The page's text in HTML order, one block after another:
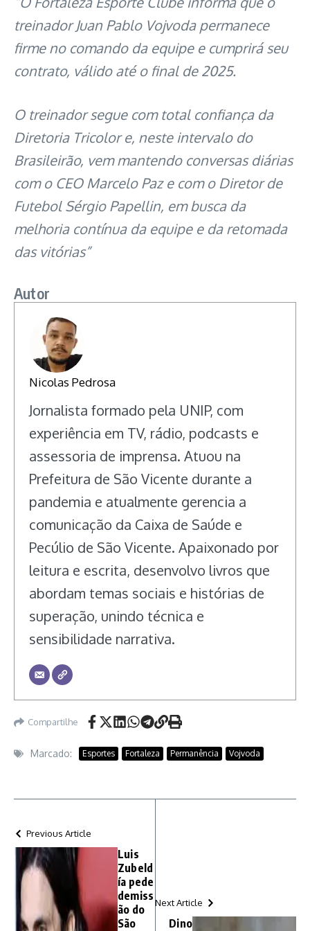
treinador Juan Pablo Vojvoda permanece
firme no comando da equipe e cumprirá seu
contrato, válido até o final de 2025.
O treinador segue com total confiança da
Diretoria Tricolor e, neste intervalo do
Brasileirão, vem mantendo conversas diárias
com o CEO Marcelo Paz e com o Diretor de
Futebol Sérgio Papellin, em busca da
melhoria contínua da equipe e da retomada
das vitórias”
Autor
Nicolas Pedrosa
Jornalista formado pela UNIP, com
experiência em TV, rádio, podcasts e
assessoria de imprensa. Atuou na
Prefeitura de São Vicente durante a
pandemia e atualmente gerencia a
comunicação da Caixa de Saúde e
Pecúlio de São Vicente. Apaixonado por
leitura e escrita, desenvolvo livros que
abordam temas sociais e histórias de
superação, unindo técnica e
sensibilidade narrativa.
Compartilhe
Marcado: Esportes Fortaleza Permanência Vojvoda
Previous Article
Luis
Zubeld
ía pede
demiss
ão do
São
Next Article
Dino